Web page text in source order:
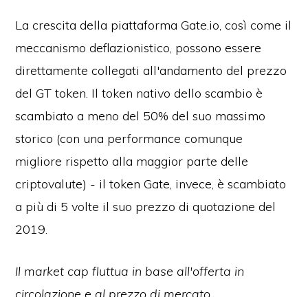
La crescita della piattaforma Gate.io, così come il
meccanismo deflazionistico, possono essere
direttamente collegati all'andamento del prezzo
del GT token. Il token nativo dello scambio è
scambiato a meno del 50% del suo massimo
storico (con una performance comunque
migliore rispetto alla maggior parte delle
criptovalute) - il token Gate, invece, è scambiato
a più di 5 volte il suo prezzo di quotazione del
2019.
Il market cap fluttua in base all'offerta in